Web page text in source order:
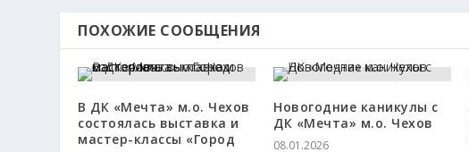
ПОХОЖИЕ СООБЩЕНИЯ
В ДК «Мечта» м.о. Чехов
состоялась выставка и
мастер-классы «Город
Новогодние каникулы с
ДК «Мечта» м.о. Чехов
08.01.2026